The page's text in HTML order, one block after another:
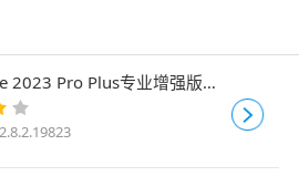
2023 Pro Plus专业增强版
中文免费版(集成VBA)